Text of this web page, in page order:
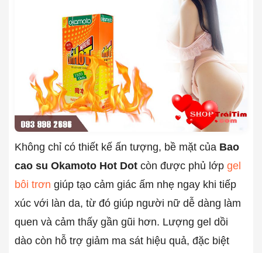
Không chỉ có thiết kế ấn tượng, bề mặt của Bao
cao su Okamoto Hot Dot còn được phủ lớp gel
bôi trơn giúp tạo cảm giác ấm nhẹ ngay khi tiếp
xúc với làn da, từ đó giúp người nữ dễ dàng làm
quen và cảm thấy gần gũi hơn. Lượng gel dồi
dào còn hỗ trợ giảm ma sát hiệu quả, đặc biệt